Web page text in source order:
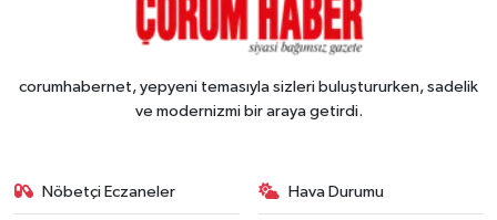
corumhabernet, yepyeni temasıyla sizleri buluştururken, sadelik
ve modernizmi bir araya getirdi.
Nöbetçi Eczaneler Hava Durumu